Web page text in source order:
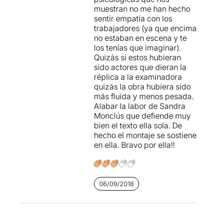
pressió tan extrema que
havia provocat suïcidis entre
els treballadors.
El text vol ser una crítica
que s'articula en dues
direccions,la primera
referenciada al cas concret
de la multinacional xinesa
amb contractes precaris,
sous de fam i dedicació
quasi exclusiva sense dret a
descans.La segona
referenciada a tot el món
on la globalització ha creat
més precarietat, ha abaixat
sous, i ha facilitat el poder
absolut de les empreses
sobre els seus treballadors.
L'estabilitat emocional del
muestran no me han hecho
sentir empatía con los
trabajadores (ya que encima
no estaban en escena y te
los tenías que imaginar).
Quizás si estos hubieran
sido actores que dieran la
réplica a la examinadora
quizás la obra hubiera sido
más fluida y menos pesada.
Alabar la labor de Sandra
Monclús que defiende muy
bien el texto ella sola. De
hecho el montaje se sostiene
en ella. Bravo por ella!!
06/09/2018